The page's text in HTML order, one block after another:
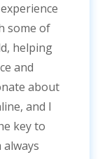
some of
helping
and
about
and I
key to